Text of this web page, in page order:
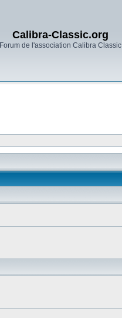
Calibra-Classic.org
Forum de l'association Calibra Classic